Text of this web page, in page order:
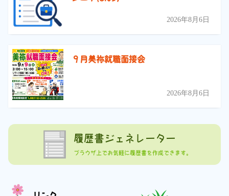
2026年8月6日
９月美祢就職面接会
2026年8月6日
履歴書ジェネレーター
ブラウザ上でお気軽に履歴書を作成できます。